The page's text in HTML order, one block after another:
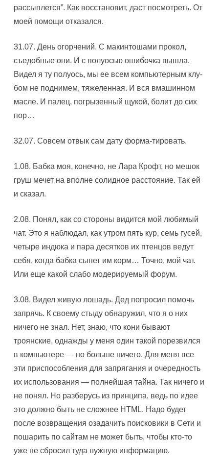
рассыплется”. Как восстановит, даст посмотреть. От
моей помощи отказался.
31.07. День огорчений. С макинтошами прокол,
съедобные они. И с полуосью ошибочка вышла.
Видел я ту полуось, мы ее всем компьютерным клу-
бом не поднимем, тяжеленная. И вся вмашинном
масле. И палец, погрызенный щукой, болит до сих
пор…
32.07. Совсем отвык сам дату форма-тировать.
1.08. Бабка моя, конечно, не Лара Крофт, но мешок
груш мечет на вполне солидное расстояние. Так ей
и сказал.
2.08. Понял, как со стороны видится мой любимый
чат. Это я наблюдал, как утром пять кур, семь гусей,
четыре индюка и пара десятков их птенцов ведут
себя, когда бабка сыпет им корм… Точно, мой чат.
Или еще какой слабо модерируемый форум.
3.08. Видел живую лошадь. Дед попросил помочь
запрячь. К своему стыду обнаружил, что я о них
ничего не знал. Hет, знаю, что кони бывают
троянские, однажды у меня один такой порезвился
в компьютере — но больше ничего. Для меня все
эти приспособления для запрягания и очередность
их использования — полнейшая тайна. Так ничего и
не понял. Hо разберусь из принципа, ведь по идее
это должно быть не сложнее HTML. Hадо будет
после возвращения озадачить поисковики в Сети и
пошарить по сайтам не может быть, чтобы кто-то
уже не сбросил туда нужную информацию.